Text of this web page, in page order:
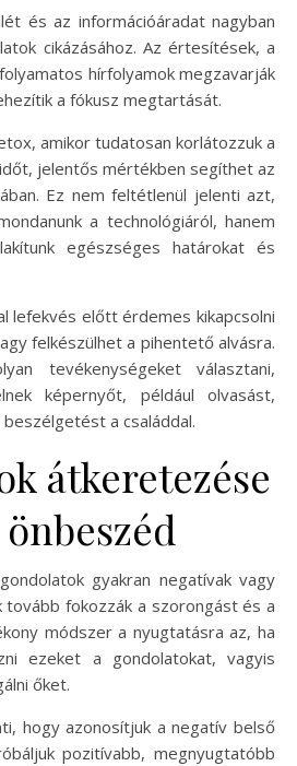
és az információáradat nagyban
cikázásához. Az értesítések, a
hírfolyamok megzavarják
a fókusz megtartását.
amikor tudatosan korlátozzuk a
jelentős mértékben segíthet az
Ez nem feltétlenül jelenti azt,
a technológiáról, hanem
egészséges határokat és
lefekvés előtt érdemes kikapcsolni
felkészülhet a pihentető alvásra.
tevékenységeket választani,
képernyőt, például olvasást,
a családdal.
átkeretezése
gyakran negatívak vagy
tovább fokozzák a szorongást és a
módszer a nyugtatásra az, ha
ezeket a gondolatokat, vagyis
őket.
hogy azonosítjuk a negatív belső
pozitívabb, megnyugtatóbb